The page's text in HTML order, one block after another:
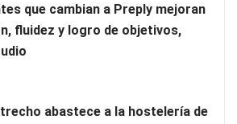
que cambian a Preply mejoran
fluidez y logro de objetivos,
abastece a la hostelería de